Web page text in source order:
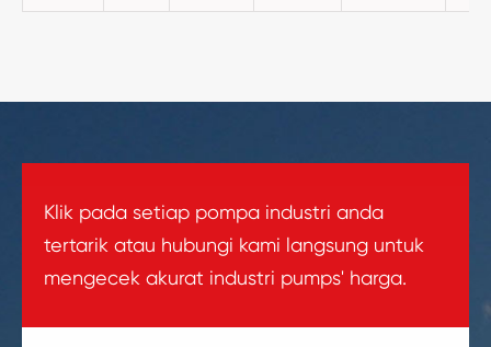
Klik pada setiap pompa industri anda
tertarik atau hubungi kami langsung untuk
mengecek akurat industri pumps' harga.